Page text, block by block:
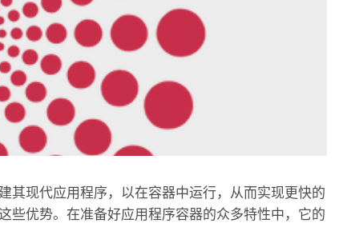
其现代应用程序，以在容器中运行，从而实现更快的
些优势。在准备好应用程序容器的众多特性中，它的